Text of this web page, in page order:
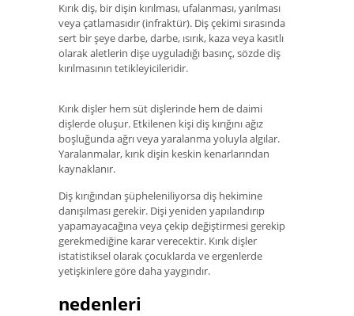
Kırık diş, bir dişin kırılması, ufalanması, yarılması
veya çatlamasıdır (infraktür). Diş çekimi sırasında
sert bir şeye darbe, darbe, ısırık, kaza veya kasıtlı
olarak aletlerin dişe uyguladığı basınç, sözde diş
kırılmasının tetikleyicileridir.
Kırık dişler hem süt dişlerinde hem de daimi
dişlerde oluşur. Etkilenen kişi diş kırığını ağız
boşluğunda ağrı veya yaralanma yoluyla algılar.
Yaralanmalar, kırık dişin keskin kenarlarından
kaynaklanır.
Diş kırığından şüpheleniliyorsa diş hekimine
danışılması gerekir. Dişi yeniden yapılandırıp
yapamayacağına veya çekip değiştirmesi gerekip
gerekmediğine karar verecektir. Kırık dişler
istatistiksel olarak çocuklarda ve ergenlerde
yetişkinlere göre daha yaygındır.
nedenleri